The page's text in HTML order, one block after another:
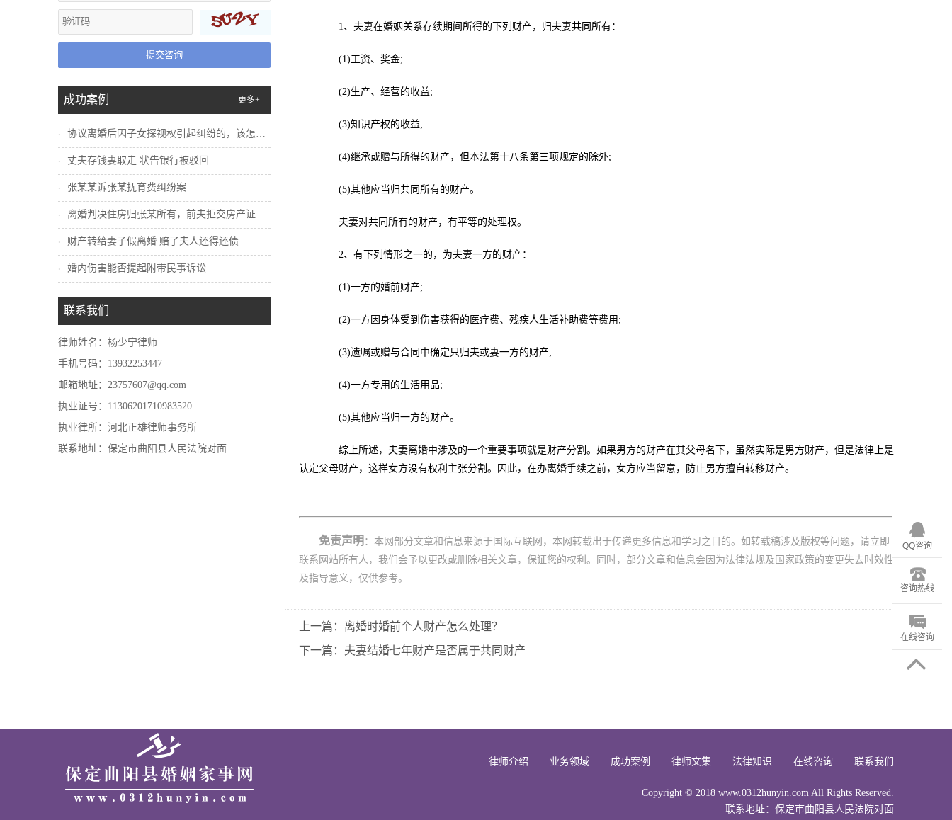
提交咨询
成功案例 更多+
协议离婚后因子女探视权引起纠纷的，该怎么...
丈夫存钱妻取走 状告银行被驳回
张某某诉张某抚育费纠纷案
离婚判决住房归张某所有，前夫拒交房产证怎...
财产转给妻子假离婚 赔了夫人还得还债
婚内伤害能否提起附带民事诉讼
联系我们
律师姓名：杨少宁律师
手机号码：13932253447
邮箱地址：23757607@qq.com
执业证号：11306201710983520
执业律所：河北正雄律师事务所
联系地址：保定市曲阳县人民法院对面
1、夫妻在婚姻关系存续期间所得的下列财产，归夫妻共同所有：
(1)工资、奖金;
(2)生产、经营的收益;
(3)知识产权的收益;
(4)继承或赠与所得的财产，但本法第十八条第三项规定的除外;
(5)其他应当归共同所有的财产。
夫妻对共同所有的财产，有平等的处理权。
2、有下列情形之一的，为夫妻一方的财产：
(1)一方的婚前财产;
(2)一方因身体受到伤害获得的医疗费、残疾人生活补助费等费用;
(3)遗嘱或赠与合同中确定只归夫或妻一方的财产;
(4)一方专用的生活用品;
(5)其他应当归一方的财产。
综上所述，夫妻离婚中涉及的一个重要事项就是财产分割。如果男方的财产在其父母名下，虽然实际是男方财产，但是法律上是
认定父母财产，这样女方没有权利主张分割。因此，在办离婚手续之前，女方应当留意，防止男方擅自转移财产。
免责声明 ：本网部分文章和信息来源于国际互联网，本网转载出于传递更多信息和学习之目的。如转载稿涉及版权等问题，请立即
联系网站所有人，我们会予以更改或删除相关文章，保证您的权利。同时，部分文章和信息会因为法律法规及国家政策的变更失去时效性
及指导意义，仅供参考。
上一篇：离婚时婚前个人财产怎么处理？
下一篇：夫妻结婚七年财产是否属于共同财产
律师介绍 业务领域 成功案例 律师文集 法律知识 在线咨询 联系我们
Copyright © 2018 www.0312hunyin.com All Rights Reserved.
联系地址：保定市曲阳县人民法院对面
QQ咨询
咨询热线
在线咨询